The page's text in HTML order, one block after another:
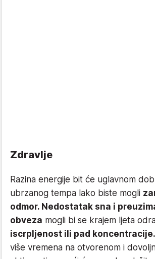
Zdravlje
Razina energije bit će uglavnom
ubrzanog tempa lako biste mogli
odmor. Nedostatak sna i
obveza mogli bi se krajem ljeta
iscrpljenost ili pad koncentracije.
više vremena na otvorenom i